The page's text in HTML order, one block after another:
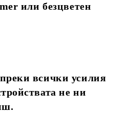
или безцветен
всички усилия
не ни